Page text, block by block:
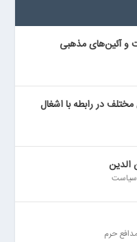
آئین‌های مذهبی
در رابطه با اشغال
سیاست
حرم